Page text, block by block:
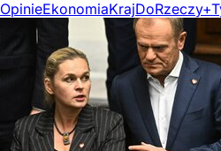
OpinieEkonomiaKrajDoRzeczy+